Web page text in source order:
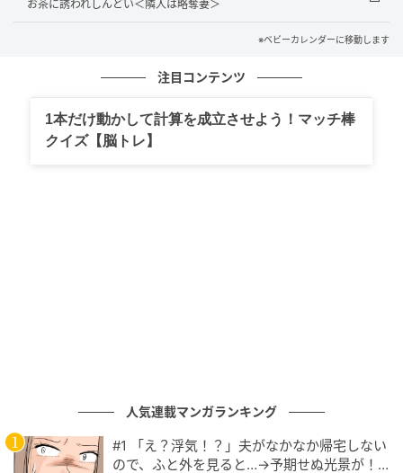
さず持ち歩くようになり、メッセージが届くたびにう
「ちょっと出かけてくる」
そう言って家を空けることが増え、生活費とは別にお
ある休日のこと。買い物帰りの私は、夫があのママ友
と腕を組んで歩いている姿を見てしまったのです。
お茶に誘われしんどい＜隣人は略奪妻＞
※ベビーカレンダーに移動します
注目コンテンツ
1本だけ動かして計算を成立させよう！マッチ棒
クイズ【脳トレ】
人気連載マンガランキング
#1 「え？浮気！？」夫がなかなか帰宅しない
ので、ふと外を見ると…→予期せぬ光景が！